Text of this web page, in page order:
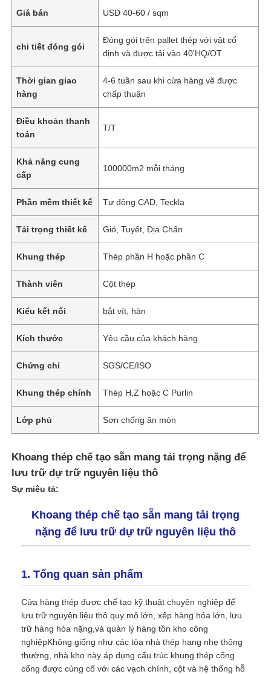
Giá bán USD 40-60 / sqm
chi tiết đóng gói
Đóng gói trên pallet thép với vật cố
định và được tải vào 40'HQ/OT
Thời gian giao
hàng
4-6 tuần sau khi cửa hàng vẽ được
chấp thuận
Điều khoản thanh
toán
T/T
Khả năng cung
cấp
100000m2 mỗi tháng
Phần mềm thiết kế Tự động CAD, Teckla
Tải trọng thiết kế Gió, Tuyết, Địa Chấn
Khung thép Thép phần H hoặc phần C
Thành viên Cột thép
Kiểu kết nối bắt vít, hàn
Kích thước Yêu cầu của khách hàng
Chứng chỉ SGS/CE/ISO
Khung thép chính Thép H,Z hoặc C Purlin
Lớp phủ Sơn chống ăn mòn
Khoang thép chế tạo sẵn mang tải trọng nặng để
lưu trữ dự trữ nguyên liệu thô
Sự miêu tả:
Khoang thép chế tạo sẵn mang tải trọng
nặng để lưu trữ dự trữ nguyên liệu thô
1. Tổng quan sản phẩm
Cửa hàng thép được chế tạo kỹ thuật chuyên nghiệp để
lưu trữ nguyên liệu thô quy mô lớn, xếp hàng hóa lớn, lưu
trữ hàng hóa nặng,và quản lý hàng tồn kho công
nghiệpKhông giống như các tòa nhà thép hạng nhẹ thông
thường, nhà kho này áp dụng cấu trúc khung thép cổng
cổng được củng cố với các vạch chính, cột và hệ thống hỗ